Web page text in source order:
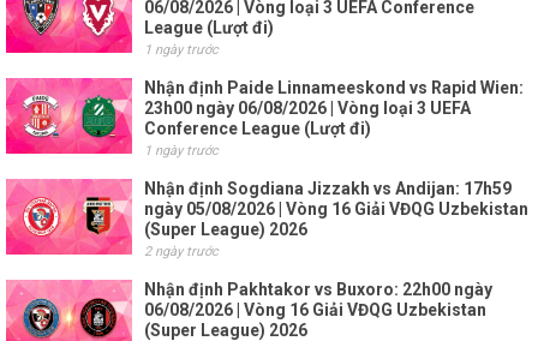
06/08/2026 | Vòng loại 3 UEFA Conference
League (Lượt đi)
1 ngày trước
Nhận định Paide Linnameeskond vs Rapid Wien:
23h00 ngày 06/08/2026 | Vòng loại 3 UEFA
Conference League (Lượt đi)
1 ngày trước
Nhận định Sogdiana Jizzakh vs Andijan: 17h59
ngày 05/08/2026 | Vòng 16 Giải VĐQG Uzbekistan
(Super League) 2026
2 ngày trước
Nhận định Pakhtakor vs Buxoro: 22h00 ngày
06/08/2026 | Vòng 16 Giải VĐQG Uzbekistan
(Super League) 2026